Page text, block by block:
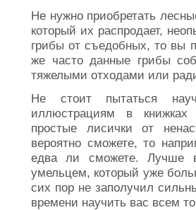
Не нужно приобретать
который их распродает,
грибы от съедобных, то вы
же часто данные грибы
тяжелыми отходами или
Не стоит пытаться
иллюстрациям в книжках
простые лисички от
вероятно сможете, то
едва ли сможете. Лучше
умельцем, который уже
сих пор не заполучил
времени научить вас всем